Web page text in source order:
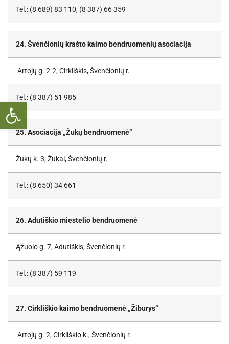
Open toolbar
Tel.: (8 689) 83 110, (8 387) 66 359
24. Švenčionių krašto kaimo bendruomenių asociacija
Artojų g. 2-2, Cirkliškis, Švenčionių r.
Tel.: (8 387) 51 985
25. Asociacija „Žukų bendruomenė“
Žukų k. 3, Žukai, Švenčionių r.
Tel.: (8 650) 34 661
26. Adutiškio miestelio bendruomenė
Ąžuolo g. 7, Adutiškis, Švenčionių r.
Tel.: (8 387) 59 119
27. Cirkliškio kaimo bendruomenė „Žiburys“
Artojų g. 2, Cirkliškio k., Švenčionių r.